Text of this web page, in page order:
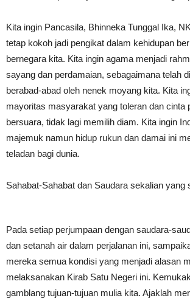
Kita ingin Pancasila, Bhinneka Tunggal Ika,
tetap kokoh jadi pengikat dalam kehidupan
bernegara kita. Kita ingin agama menjadi
sayang dan perdamaian, sebagaimana telah
berabad-abad oleh nenek moyang kita. Kita
mayoritas masyarakat yang toleran dan cinta
bersuara, tidak lagi memilih diam. Kita ingin
majemuk namun hidup rukun dan damai ini
teladan bagi dunia.
Sahabat-Sahabat dan Saudara sekalian yang
Pada setiap perjumpaan dengan saudara-
dan setanah air dalam perjalanan ini,
mereka semua kondisi yang menjadi alasan
melaksanakan Kirab Satu Negeri ini.
gamblang tujuan-tujuan mulia kita. Ajaklah